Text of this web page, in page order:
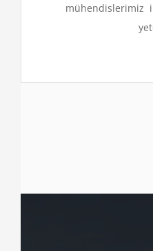
mühendislerimiz